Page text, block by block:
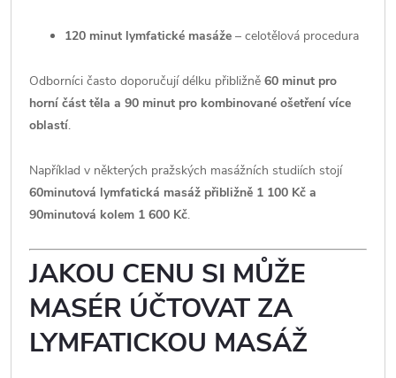
120 minut lymfatické masáže – celotělová procedura
Odborníci často doporučují délku přibližně 60 minut pro
horní část těla a 90 minut pro kombinované ošetření více
oblastí.
Například v některých pražských masážních studiích stojí
60minutová lymfatická masáž přibližně 1 100 Kč a
90minutová kolem 1 600 Kč.
JAKOU CENU SI MŮŽE
MASÉR ÚČTOVAT ZA
LYMFATICKOU MASÁŽ